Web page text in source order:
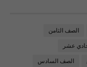
الصف الثامن
عشر
الصف السادس